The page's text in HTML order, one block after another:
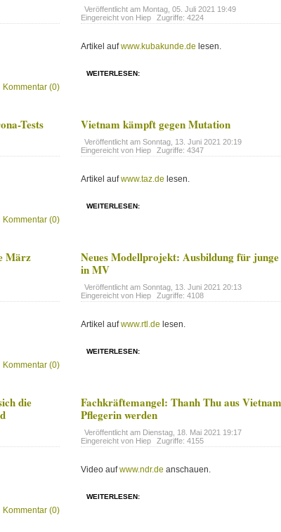
Kommentar (0)
Veröffentlicht am Montag, 05. Juli 2021 19:49
Eingereicht von Hiep
Zugriffe: 4224
Artikel aufwww.kubakunde.de lesen.
WEITERLESEN:
Tests
Kommentar (0)
Vietnam kämpft gegen Mutation
Veröffentlicht amSonntag, 13. Juni 2021 20:19
Eingereicht von Hiep
Zugriffe: 4347
Artikel aufwww.taz.de lesen.
WEITERLESEN:
März
Kommentar (0)
Neues Modellprojekt: Ausbildung für junge
in MV
Veröffentlicht amSonntag, 13. Juni 2021 20:13
Eingereicht von Hiep
Zugriffe: 4108
Artikel aufwww.rtl.de lesen.
WEITERLESEN:
die
Kommentar (0)
Fachkräftemangel: Thanh Thu aus
Pflegerin werden
Veröffentlicht am Dienstag, 18. Mai 2021 19:17
Eingereicht von Hiep
Zugriffe: 4155
Video aufwww.ndr.de anschauen.
WEITERLESEN: